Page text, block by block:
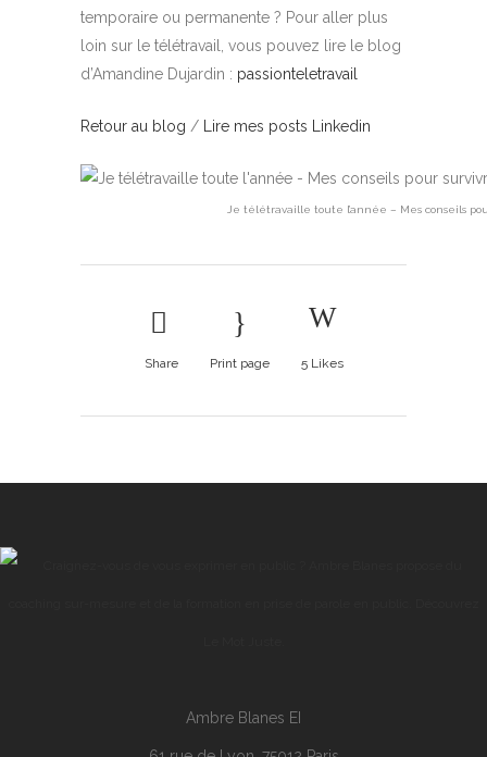
temporaire ou permanente ? Pour aller plus
loin sur le télétravail, vous pouvez lire le blog
d’Amandine Dujardin : passionteletravail
Retour au blog / Lire mes posts Linkedin
Je télétravaille toute l’année – Mes conseils
Share Print page 5Likes
Ambre Blanes EI